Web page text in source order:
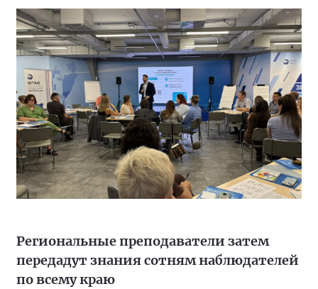
Региональные преподаватели затем
передадут знания сотням наблюдателей
по всему краю